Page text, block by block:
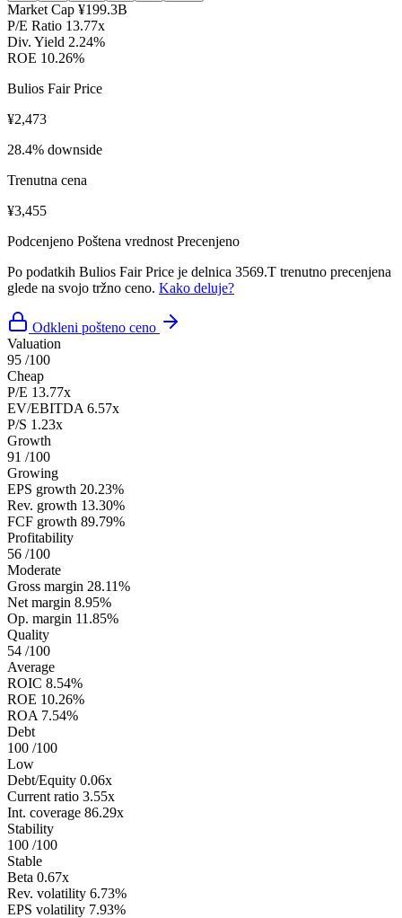
Market Cap ¥199.3B
P/E Ratio 13.77x
Div. Yield 2.24%
ROE 10.26%
Bulios Fair Price
¥2,473
28.4% downside
Trenutna cena
¥3,455
Podcenjeno Poštena vrednost Precenjeno
Po podatkih Bulios Fair Price je delnica 3569.T trenutno precenjena
glede na svojo tržno ceno. Kako deluje?
Odkleni pošteno ceno
Valuation
95 /100
Cheap
P/E 13.77x
EV/EBITDA 6.57x
P/S 1.23x
Growth
91 /100
Growing
EPS growth 20.23%
Rev. growth 13.30%
FCF growth 89.79%
Profitability
56 /100
Moderate
Gross margin 28.11%
Net margin 8.95%
Op. margin 11.85%
Quality
54 /100
Average
ROIC 8.54%
ROE 10.26%
ROA 7.54%
Debt
100 /100
Low
Debt/Equity 0.06x
Current ratio 3.55x
Int. coverage 86.29x
Stability
100 /100
Stable
Beta 0.67x
Rev. volatility 6.73%
EPS volatility 7.93%